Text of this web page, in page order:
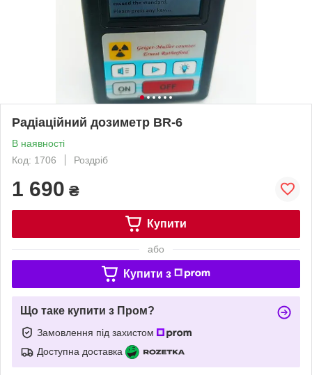
Радіаційний дозиметр BR-6
В наявності
Код: 1706
Роздріб
1 690 ₴
Купити
або
Купити з
Що таке купити з Пром?
Замовлення під захистом
Доступна доставка